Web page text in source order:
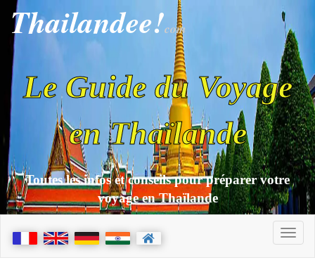
Thailandee!com
Le Guide du Voyage
en Thaïlande
Toutes les infos et conseils pour préparer votre
voyage en Thaïlande